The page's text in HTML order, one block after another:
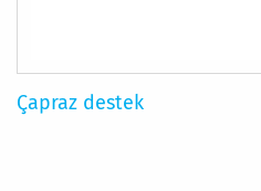
Çapraz destek